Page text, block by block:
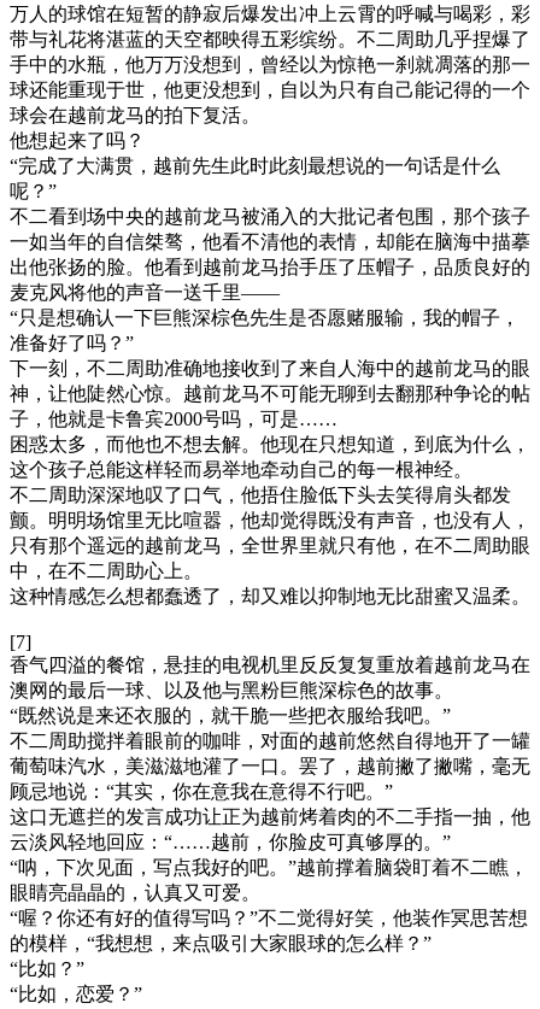
万人的球馆在短暂的静寂后爆发出冲上云霄的呼喊与喝彩，彩
带与礼花将湛蓝的天空都映得五彩缤纷。不二周助几乎捏爆了
手中的水瓶，他万万没想到，曾经以为惊艳一刹就凋落的那一
球还能重现于世，他更没想到，自以为只有自己能记得的一个
球会在越前龙马的拍下复活。
他想起来了吗？
“完成了大满贯，越前先生此时此刻最想说的一句话是什么
呢？”
不二看到场中央的越前龙马被涌入的大批记者包围，那个孩子
一如当年的自信桀骜，他看不清他的表情，却能在脑海中描摹
出他张扬的脸。他看到越前龙马抬手压了压帽子，品质良好的
麦克风将他的声音一送千里——
“只是想确认一下巨熊深棕色先生是否愿赌服输，我的帽子，
准备好了吗？”
下一刻，不二周助准确地接收到了来自人海中的越前龙马的眼
神，让他陡然心惊。越前龙马不可能无聊到去翻那种争论的帖
子，他就是卡鲁宾2000号吗，可是……
困惑太多，而他也不想去解。他现在只想知道，到底为什么，
这个孩子总能这样轻而易举地牵动自己的每一根神经。
不二周助深深地叹了口气，他捂住脸低下头去笑得肩头都发
颤。明明场馆里无比喧嚣，他却觉得既没有声音，也没有人，
只有那个遥远的越前龙马，全世界里就只有他，在不二周助眼
中，在不二周助心上。
这种情感怎么想都蠢透了，却又难以抑制地无比甜蜜又温柔。
[7]
香气四溢的餐馆，悬挂的电视机里反反复复重放着越前龙马在
澳网的最后一球、以及他与黑粉巨熊深棕色的故事。
“既然说是来还衣服的，就干脆一些把衣服给我吧。”
不二周助搅拌着眼前的咖啡，对面的越前悠然自得地开了一罐
葡萄味汽水，美滋滋地灌了一口。罢了，越前撇了撇嘴，毫无
顾忌地说：“其实，你在意我在意得不行吧。”
这口无遮拦的发言成功让正为越前烤着肉的不二手指一抽，他
云淡风轻地回应：“……越前，你脸皮可真够厚的。”
“呐，下次见面，写点我好的吧。”越前撑着脑袋盯着不二瞧，
眼睛亮晶晶的，认真又可爱。
“喔？你还有好的值得写吗？”不二觉得好笑，他装作冥思苦想
的模样，“我想想，来点吸引大家眼球的怎么样？”
“比如？”
“比如，恋爱？”